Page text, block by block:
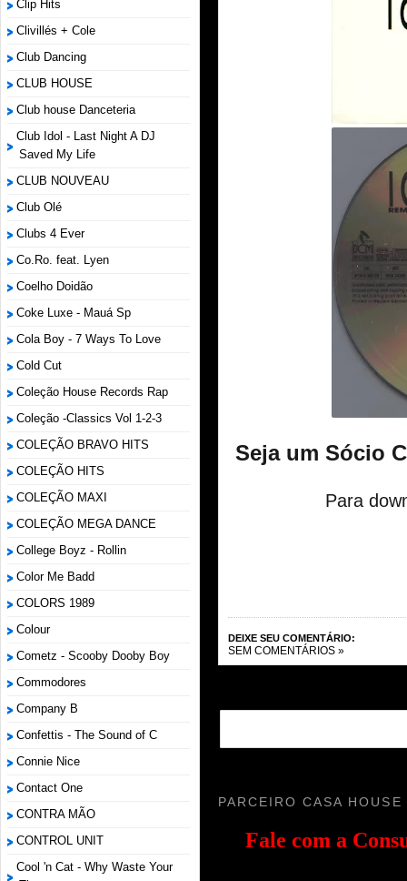
Clip Hits
Clivillés + Cole
Club Dancing
CLUB HOUSE
Club house Danceteria
Club Idol - Last Night A DJ
Saved My Life
CLUB NOUVEAU
Club Olé
Clubs 4 Ever
Co.Ro. feat. Lyen
Coelho Doidão
Coke Luxe - Mauá Sp
Cola Boy - 7 Ways To Love
Cold Cut
Coleção House Records Rap
Coleção -Classics Vol 1-2-3
COLEÇÃO BRAVO HITS
COLEÇÃO HITS
COLEÇÃO MAXI
COLEÇÃO MEGA DANCE
College Boyz ‎- Rollin
Color Me Badd
COLORS 1989
Colour
Cometz - Scooby Dooby Boy
Commodores
Company B
Confettis - The Sound of C
Connie Nice
Contact One
CONTRA MÃO
CONTROL UNIT
Cool 'n Cat - Why Waste Your
Seja um Sócio
Para
DEIXE SEU COMENTÁRIO:
SEM COMENTÁRIOS »
PARCEIRO CASA HOUSE
Fale com a